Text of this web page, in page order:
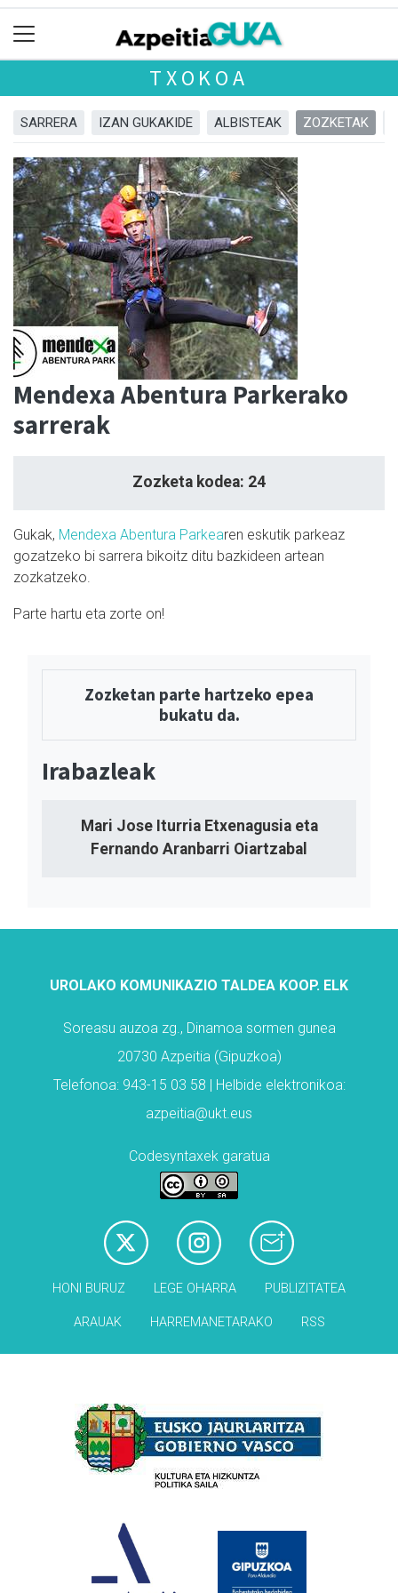
TXOKOA
SARRERA IZAN GUKAKIDE ALBISTEAK ZOZKETAK
Mendexa Abentura Parkerako
sarrerak
Zozketa kodea: 24
Gukak, Mendexa Abentura Parkearen eskutik parkeaz
gozatzeko bi sarrera bikoitz ditu bazkideen artean
zozkatzeko.
Parte hartu eta zorte on!
Zozketan parte hartzeko epea
bukatu da.
Irabazleak
Mari Jose Iturria Etxenagusia eta
Fernando Aranbarri Oiartzabal
UROLAKO KOMUNIKAZIO TALDEA KOOP. ELK
Soreasu auzoa zg., Dinamoa sormen gunea
20730 Azpeitia (Gipuzkoa)
Telefonoa: 943-15 03 58 | Helbide elektronikoa:
azpeitia@ukt.eus
Codesyntaxek garatua
HONI BURUZ LEGE OHARRA PUBLIZITATEA
ARAUAK HARREMANETARAKO RSS